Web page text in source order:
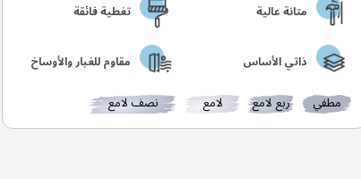
متانة عالية تغطية فائقة
ذاتي الأساس مقاوم للغبار والأوساخ
مطفي ربع لامع لامع نصف لامع